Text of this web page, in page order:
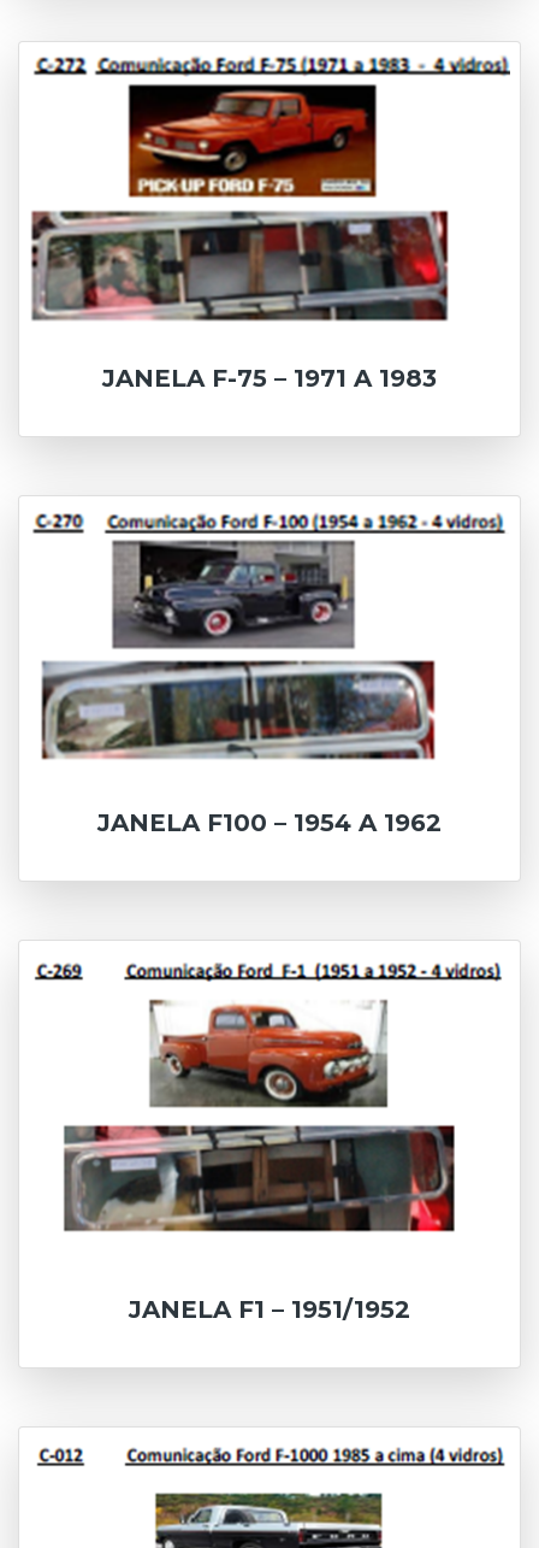
JANELA F-75 – 1971 A 1983
JANELA F100 – 1954 A 1962
JANELA F1 – 1951/1952